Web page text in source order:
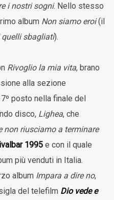
i nostri sogni. Nello stesso
album Non siamo eroi(il
sbagliati).
Rivoglio la mia vita, brano
alla sezione
posto nella finale del
disco, Lighea, che
non riusciamo a terminare
1995e con il quale
più venduti in Italia.
album Impara a dire no,
del telefilm Dio vede e